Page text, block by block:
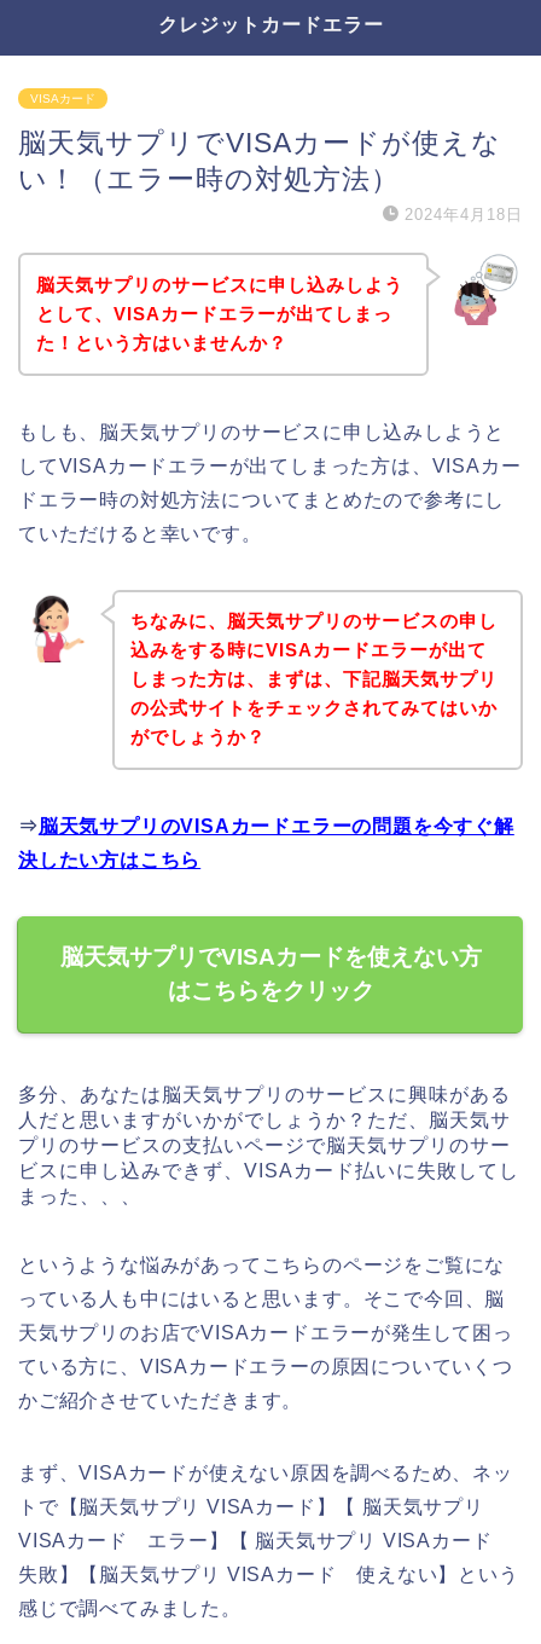
クレジットカードエラー
VISAカード
脳天気サプリでVISAカードが使えな
い！（エラー時の対処方法）
2024年4月18日
脳天気サプリのサービスに申し込みしよう
として、VISAカードエラーが出てしまっ
た！という方はいませんか？
もしも、脳天気サプリのサービスに申し込みしようと
してVISAカードエラーが出てしまった方は、VISAカー
ドエラー時の対処方法についてまとめたので参考にし
ていただけると幸いです。
ちなみに、脳天気サプリのサービスの申し
込みをする時にVISAカードエラーが出て
しまった方は、まずは、下記脳天気サプリ
の公式サイトをチェックされてみてはいか
がでしょうか？
⇒脳天気サプリのVISAカードエラーの問題を今すぐ解
決したい方はこちら
脳天気サプリでVISAカードを使えない方
はこちらをクリック
多分、あなたは脳天気サプリのサービスに興味がある
人だと思いますがいかがでしょうか？ただ、脳天気サ
プリのサービスの支払いページで脳天気サプリのサー
ビスに申し込みできず、VISAカード払いに失敗してし
まった、、、
というような悩みがあってこちらのページをご覧にな
っている人も中にはいると思います。そこで今回、脳
天気サプリのお店でVISAカードエラーが発生して困っ
ている方に、VISAカードエラーの原因についていくつ
かご紹介させていただきます。
まず、VISAカードが使えない原因を調べるため、ネッ
トで【脳天気サプリ VISAカード】【 脳天気サプリ
VISAカード エラー】【 脳天気サプリ VISAカード
失敗】【脳天気サプリ VISAカード 使えない】という
感じで調べてみました。